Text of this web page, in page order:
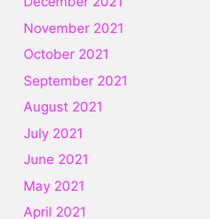
November 2021
October 2021
September 2021
August 2021
July 2021
June 2021
May 2021
April 2021